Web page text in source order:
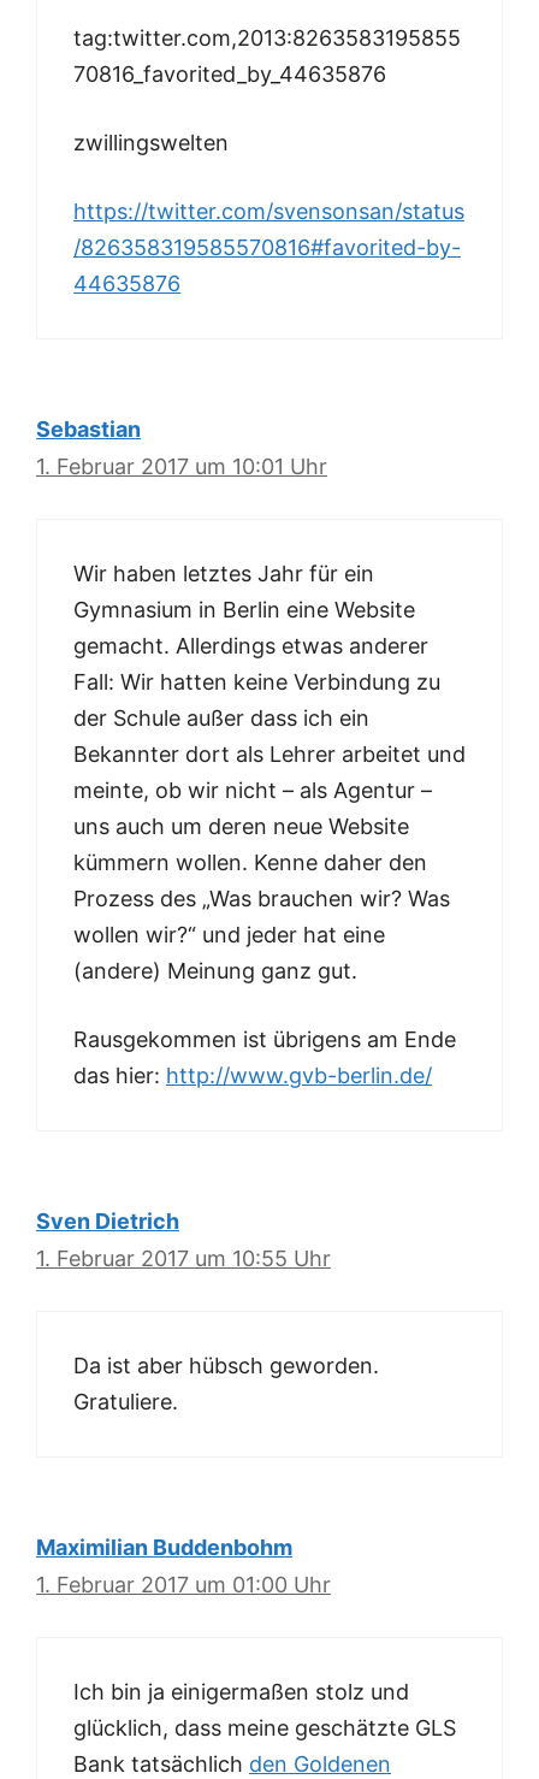
tag:twitter.com,2013:8263583195855
70816_favorited_by_44635876
zwillingswelten
https://twitter.com/svensonsan/status
/826358319585570816#favorited-by-
44635876
Sebastian
1. Februar 2017 um 10:01 Uhr
Wir haben letztes Jahr für ein
Gymnasium in Berlin eine Website
gemacht. Allerdings etwas anderer
Fall: Wir hatten keine Verbindung zu
der Schule außer dass ich ein
Bekannter dort als Lehrer arbeitet und
meinte, ob wir nicht – als Agentur –
uns auch um deren neue Website
kümmern wollen. Kenne daher den
Prozess des „Was brauchen wir? Was
wollen wir?“ und jeder hat eine
(andere) Meinung ganz gut.
Rausgekommen ist übrigens am Ende
das hier: http://www.gvb-berlin.de/
Sven Dietrich
1. Februar 2017 um 10:55 Uhr
Da ist aber hübsch geworden.
Gratuliere.
Maximilian Buddenbohm
1. Februar 2017 um 01:00 Uhr
Ich bin ja einigermaßen stolz und
glücklich, dass meine geschätzte GLS
Bank tatsächlich den Goldenen